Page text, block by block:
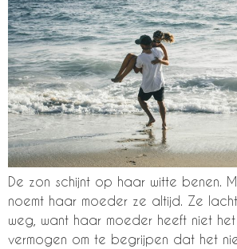
De zon schijnt op haar witte benen.
noemt haar moeder ze altijd. Ze
weg, want haar moeder heeft niet
vermogen om te begrijpen dat het